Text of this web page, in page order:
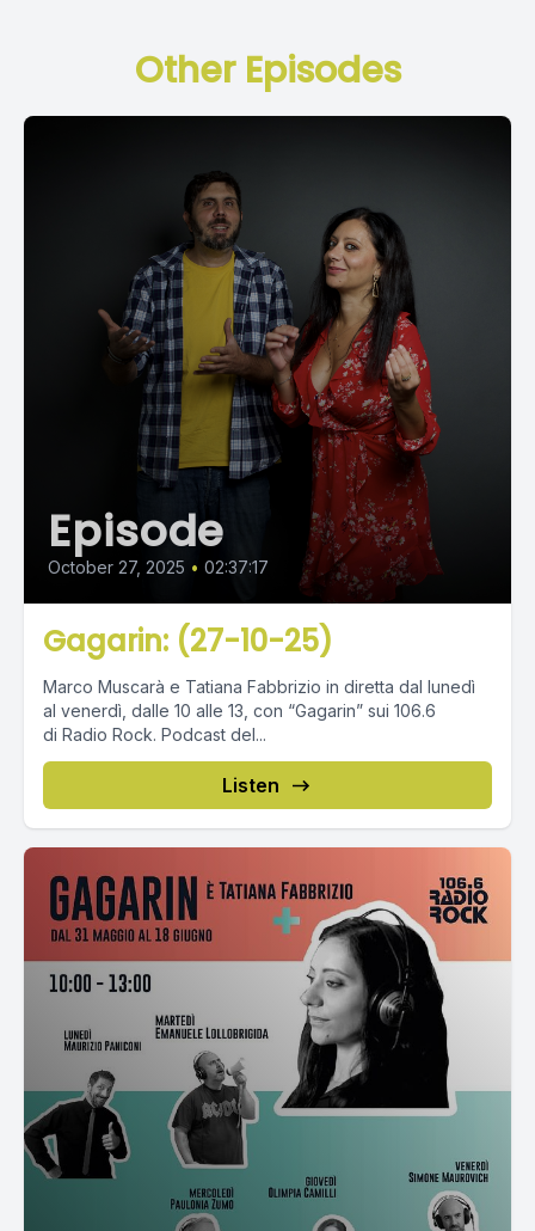
Other Episodes
Episode
October 27, 2025 • 02:37:17
Gagarin: (27-10-25)
Marco Muscarà e Tatiana Fabbrizio in diretta dal lunedì
al venerdì, dalle 10 alle 13, con “Gagarin” sui 106.6
di Radio Rock. Podcast del...
Listen